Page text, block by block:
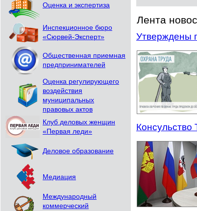
Оценка и экспертиза
Инспекционное бюро
«Сюрвей-Эксперт»
Общественная приемная
предпринимателей
Оценка регулирующего
воздействия
муниципальных
правовых актов
Клуб деловых женщин
«Первая леди»
Деловое образование
Медиация
Международный
коммерческий
Лента
Утверждены
Консульство